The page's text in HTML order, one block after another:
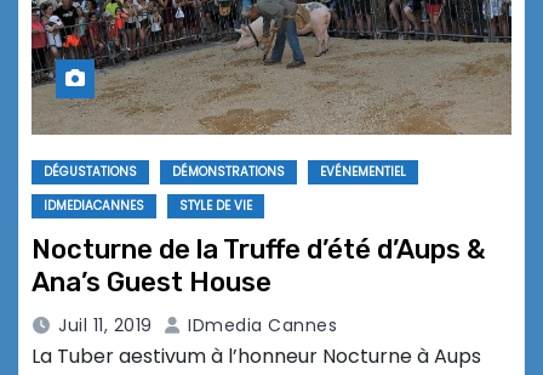
DÉGUSTATIONS DÉMONSTRATIONS
EVÉNEMENTIEL
IDMEDIACANNES
STYLE DE VIE
Nocturne de la Truffe d’été d’Aups &
Ana’s Guest House
Juil 11, 2019 IDmedia Cannes
La Tuber aestivum à l’honneur Nocturne à Aups